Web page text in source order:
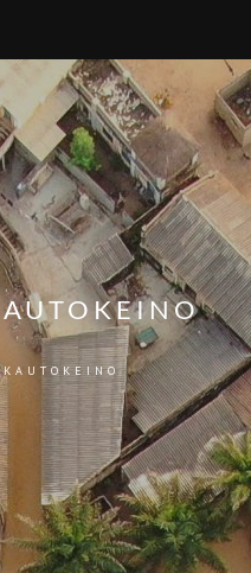
KAUTOKEINO